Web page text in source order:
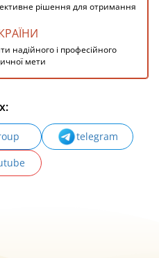
рішення для отримання
надійного і професійного
мети
telegram